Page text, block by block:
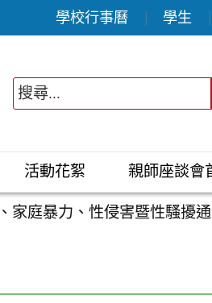
學校行事曆 學生
活動花絮 親師座談會
家庭暴力、性侵害暨性騷擾